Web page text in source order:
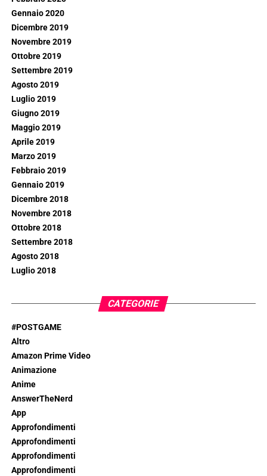
Gennaio 2020
Dicembre 2019
Novembre 2019
Ottobre 2019
Settembre 2019
Agosto 2019
Luglio 2019
Giugno 2019
Maggio 2019
Aprile 2019
Marzo 2019
Febbraio 2019
Gennaio 2019
Dicembre 2018
Novembre 2018
Ottobre 2018
Settembre 2018
Agosto 2018
Luglio 2018
CATEGORIE
#POSTGAME
Altro
Amazon Prime Video
Animazione
Anime
AnswerTheNerd
App
Approfondimenti
Approfondimenti
Approfondimenti
Approfondimenti